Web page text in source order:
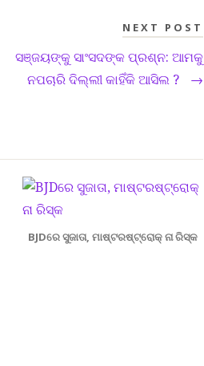
NEXT POST
ସଞ୍ଜୟଙ୍କୁ ସାଂସଦଙ୍କ ପ୍ରଶ୍ନ: ଆମକୁ
ନପଚାରି ଦିଲ୍ଲୀ କାହିଁକି ଆସିଲ ?
→
BJDରେ ସୁଜାତା, ମାଷ୍ଟରଷ୍ଟ୍ରୋକ୍ ନା ରିସ୍କ